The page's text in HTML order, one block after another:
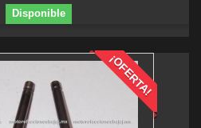
Disponible
¡OFERTA!